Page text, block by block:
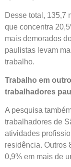
Desse total, 135,7
que concentra
mais demorados
paulistas levam
trabalho.
Trabalho em
trabalhadores
A pesquisa
trabalhadores de
atividades
residência. Outros
0,9% em mais de